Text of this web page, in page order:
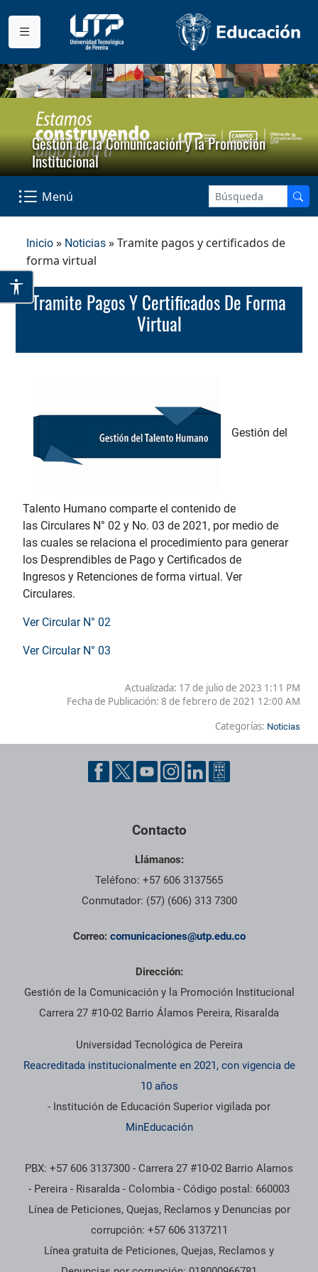
Gestión de la Comunicación y la Promoción
Institucional
Menú
Inicio » Noticias » Tramite pagos y certificados de
forma virtual
Tramite Pagos Y Certificados De Forma
Virtual
Gestión del
Talento Humano comparte el contenido de
las Circulares N° 02 y No. 03 de 2021, por medio de
las cuales se relaciona el procedimiento para generar
los Desprendibles de Pago y Certificados de
Ingresos y Retenciones de forma virtual. Ver
Circulares.
Ver Circular N° 02
Ver Circular N° 03
Actualizada: 17 de julio de 2023 1:11 PM
Fecha de Publicación: 8 de febrero de 2021 12:00 AM
Categorías: Noticias
Contacto
Llámanos:
Teléfono: +57 606 3137565
Conmutador: (57) (606) 313 7300
Correo: comunicaciones@utp.edu.co
Dirección:
Gestión de la Comunicación y la Promoción Institucional
Carrera 27 #10-02 Barrio Álamos Pereira, Risaralda
Universidad Tecnológica de Pereira
Reacreditada institucionalmente en 2021, con vigencia de
10 años
- Institución de Educación Superior vigilada por
MinEducación
PBX: +57 606 3137300 - Carrera 27 #10-02 Barrio Alamos
- Pereira - Risaralda - Colombia - Código postal: 660003
Línea de Peticiones, Quejas, Reclamos y Denuncias por
corrupción: +57 606 3137211
Línea gratuita de Peticiones, Quejas, Reclamos y